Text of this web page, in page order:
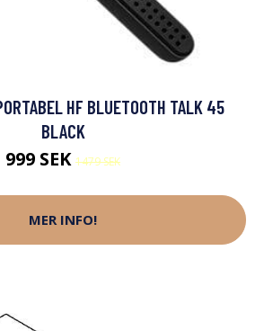
HF BLUETOOTH TALK 45
BLACK
999 SEK 1479 SEK
MER INFO!